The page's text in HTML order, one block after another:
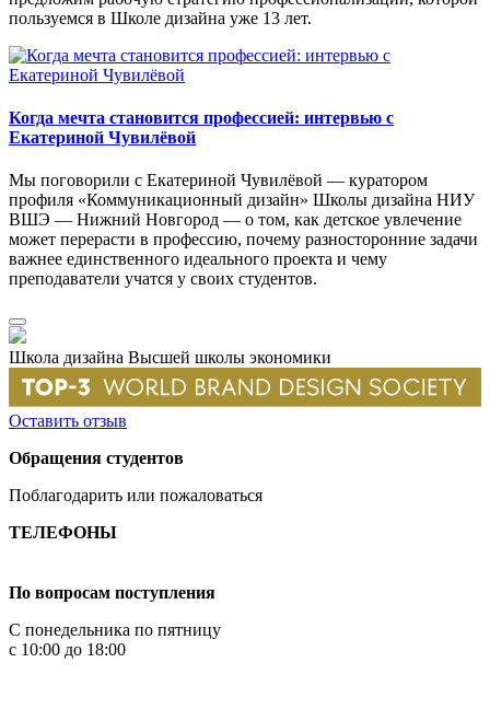
пользуемся в Школе дизайна уже 13 лет.
Когда мечта становится профессией: интервью с
Екатериной Чувилёвой
Мы поговорили с Екатериной Чувилёвой — куратором
профиля «Коммуникационный дизайн» Школы дизайна НИУ
ВШЭ — Нижний Новгород — о том, как детское увлечение
может перерасти в профессию, почему разносторонние задачи
важнее единственного идеального проекта и чему
преподаватели учатся у своих студентов.
Школа дизайна Высшей школы экономики
Оставить отзыв
Обращения студентов
Поблагодарить или пожаловаться
ТЕЛЕФОНЫ
По вопросам поступления
С понедельника по пятницу
с 10:00 до 18:00